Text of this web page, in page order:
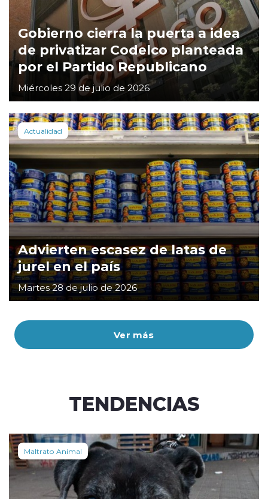
Ver más
Gobierno cierra la puerta a idea
de privatizar Codelco planteada
por el Partido Republicano
Miércoles 29 de julio de 2026
Actualidad
Advierten escasez de latas de
jurel en el país
Martes 28 de julio de 2026
TENDENCIAS
Maltrato Animal